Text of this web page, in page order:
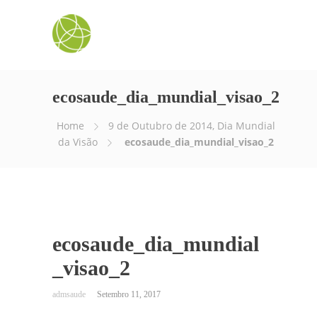
ecosaude_dia_mundial_visao_2
Home
9 de Outubro de 2014, Dia Mundial
da Visão
ecosaude_dia_mundial_visao_2
ecosaude_dia_mundial
_visao_2
Setembro 11, 2017